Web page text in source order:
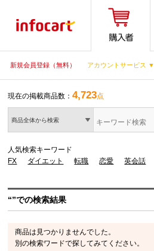
新規会員登録（無料） アカウントサービス ▼
現在の掲載商品数：4,723点
商品全体から検索
人気検索キーワード
FX
ダイエット 転職 恋愛 英会話
“”での検索結果
商品は見つかりませんでした。
別の検索ワードで探してみてください。